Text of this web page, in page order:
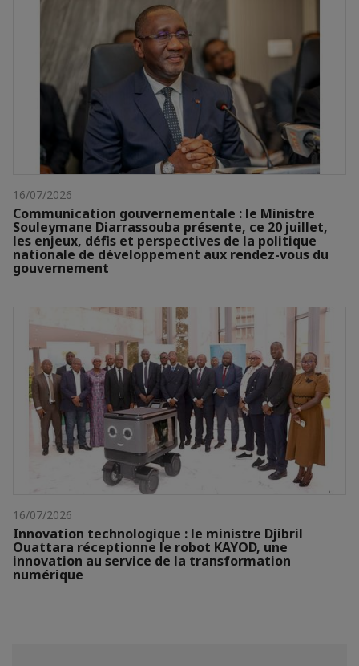
16/07/2026
Communication gouvernementale : le Ministre
Souleymane Diarrassouba présente, ce 20 juillet,
les enjeux, défis et perspectives de la politique
nationale de développement aux rendez-vous du
gouvernement
16/07/2026
Innovation technologique : le ministre Djibril
Ouattara réceptionne le robot KAYOD, une
innovation au service de la transformation
numérique